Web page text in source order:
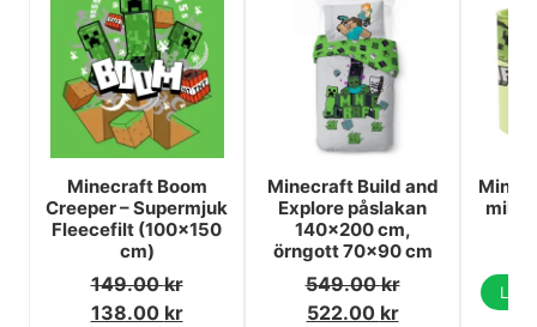
Minecraft Boom
Creeper – Supermjuk
Fleecefilt (100×150
cm)
149.00kr
138.00 kr
Minecraft Build and
Explore påslakan
140×200 cm,
örngott 70×90 cm
549.00kr
522.00 kr